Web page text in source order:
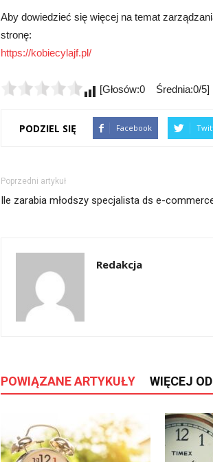
Aby dowiedzieć się więcej na temat
stronę:
https://kobiecylajf.pl/
[Głosów:0 Średnia:0/5]
PODZIEL SIĘ Facebook
Poprzedni artykuł
Ile zarabia młodszy specjalista ds e-
Redakcja
POWIĄZANE ARTYKUŁY WIĘCEJ